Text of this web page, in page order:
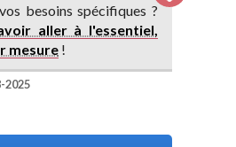
besoins spécifiques ?
aller à l'essentiel,
mesure !
2025